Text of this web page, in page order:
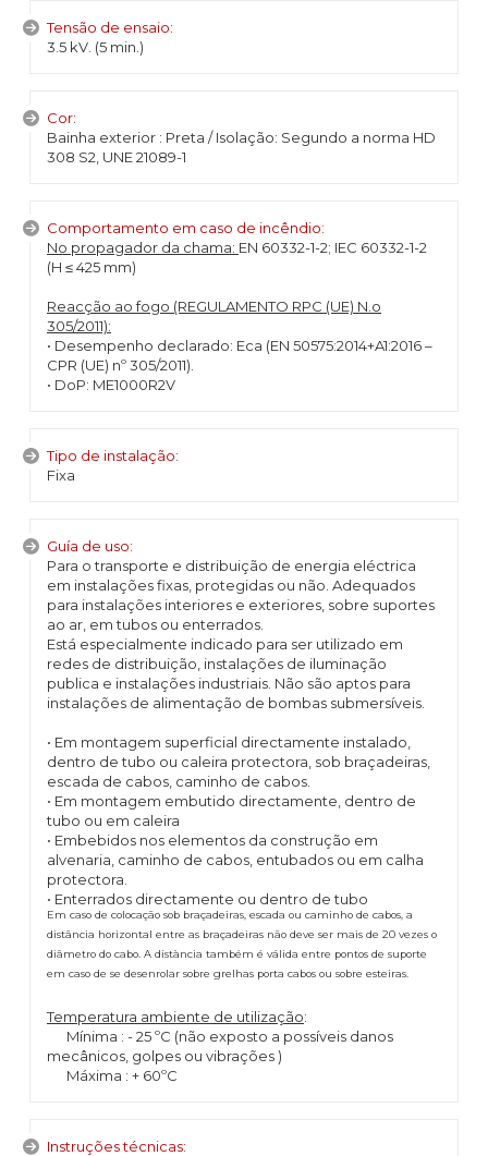
Tensão de ensaio:
3.5 kV. (5 min.)
Cor:
Bainha exterior : Preta / Isolação: Segundo a norma HD
308 S2, UNE 21089-1
Comportamento em caso de incêndio:
No propagador da chama: EN 60332-1-2; IEC 60332-1-2
(H ≤ 425 mm)
Reacção ao fogo (REGULAMENTO RPC (UE) N.o
305/2011):
• Desempenho declarado: Eca (EN 50575:2014+A1:2016 –
CPR (UE) nº 305/2011).
• DoP: ME1000R2V
Tipo de instalação:
Fixa
Guía de uso:
Para o transporte e distribuição de energia eléctrica
em instalações fixas, protegidas ou não. Adequados
para instalações interiores e exteriores, sobre suportes
ao ar, em tubos ou enterrados.
Está especialmente indicado para ser utilizado em
redes de distribuição, instalações de iluminação
publica e instalações industriais. Não são aptos para
instalações de alimentação de bombas submersíveis.
• Em montagem superficial directamente instalado,
dentro de tubo ou caleira protectora, sob braçadeiras,
escada de cabos, caminho de cabos.
• Em montagem embutido directamente, dentro de
tubo ou em caleira
• Embebidos nos elementos da construção em
alvenaria, caminho de cabos, entubados ou em calha
protectora.
• Enterrados directamente ou dentro de tubo
Em caso de colocação sob braçadeiras, escada ou caminho de cabos, a
distância horizontal entre as braçadeiras não deve ser mais de 20 vezes o
diâmetro do cabo. A distància também é válida entre pontos de suporte
em caso de se desenrolar sobre grelhas porta cabos ou sobre esteiras.
Temperatura ambiente de utilização:
Mínima : - 25 ºC (não exposto a possíveis danos
mecânicos, golpes ou vibrações )
Máxima : + 60ºC
Instruções técnicas: